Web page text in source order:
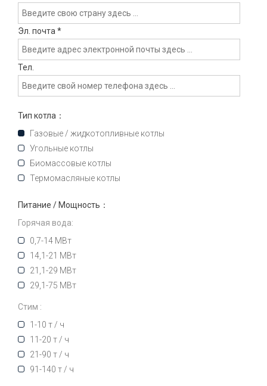
Эл. почта *
Тел.
Тип котла：
Газовые / жидкотопливные котлы
Угольные котлы
Биомассовые котлы
Термомасляные котлы
Питание / Мощность：
Горячая вода:
0,7-14 МВт
14,1-21 МВт
21,1-29 МВт
29,1-75 МВт
Стим :
1-10 т / ч
11-20 т / ч
21-90 т / ч
91-140 т / ч